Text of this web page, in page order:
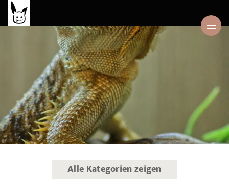
Alle Kategorien zeigen